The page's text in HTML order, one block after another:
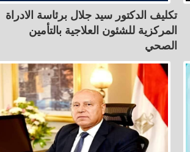
تكليف الدكتور سيد جلال برئاسة الادراة
المركزية للشئون العلاجية بالتأمين
الصحي